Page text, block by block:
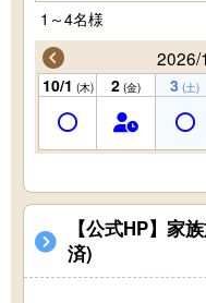
1～4名様
2026/
10/1 (木) 2 (金) 3 (土)
【公式HP】家
済)